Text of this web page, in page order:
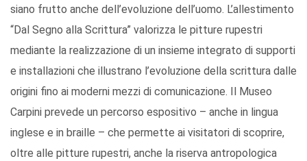
siano frutto anche dell’evoluzione dell’uomo. L’allestimento
“Dal Segno alla Scrittura” valorizza le pitture rupestri
mediante la realizzazione di un insieme integrato di supporti
e installazioni che illustrano l’evoluzione della scrittura dalle
origini fino ai moderni mezzi di comunicazione. Il Museo
Carpini prevede un percorso espositivo – anche in lingua
inglese e in braille – che permette ai visitatori di scoprire,
oltre alle pitture rupestri, anche la riserva antropologica